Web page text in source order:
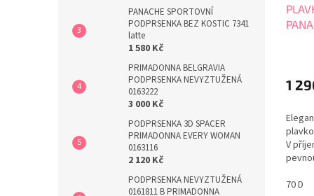
PANACHE SPORTOVNÍ
PODPRSENKA BEZ KOSTIC 7341
latte
1 580 Kč
PRIMADONNA BELGRAVIA
PODPRSENKA NEVYZTUŽENÁ
0163222
3 000 Kč
PODPRSENKA 3D SPACER
PRIMADONNA EVERY WOMAN
0163116
2 120 Kč
PODPRSENKA NEVYZTUŽENÁ
0161811 B PRIMADONNA
1
V
70 D